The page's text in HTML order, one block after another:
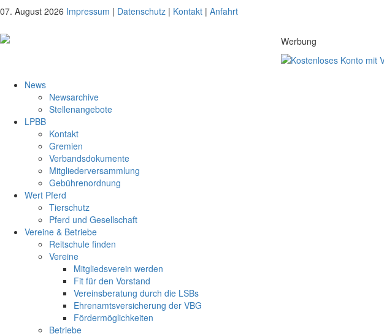
07. August 2026 Impressum | Datenschutz | Kontakt | Anfahrt
Werbung
News
Newsarchive
Stellenangebote
LPBB
Kontakt
Gremien
Verbandsdokumente
Mitgliederversammlung
Gebührenordnung
Wert Pferd
Tierschutz
Pferd und Gesellschaft
Vereine & Betriebe
Reitschule finden
Vereine
Mitgliedsverein werden
Fit für den Vorstand
Vereinsberatung durch die LSBs
Ehrenamtsversicherung der VBG
Fördermöglichkeiten
Betriebe